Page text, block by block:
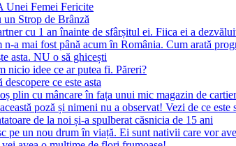
Unei Femei Fericite
un Strop de Brânză
cu 1 an înainte de sfârșitul ei. Fiica ei a
a mai fost până acum în România. Cum arată
asta. NU o să ghicești
nicio idee ce ar putea fi. Păreri?
ce este asta
plin cu mâncare în fața unui mic magazin de cartier
poză și nimeni nu a observat! Vezi de ce este
de la noi și-a spulberat căsnicia de 15 ani
pe un nou drum în viață. Ei sunt nativii care vor